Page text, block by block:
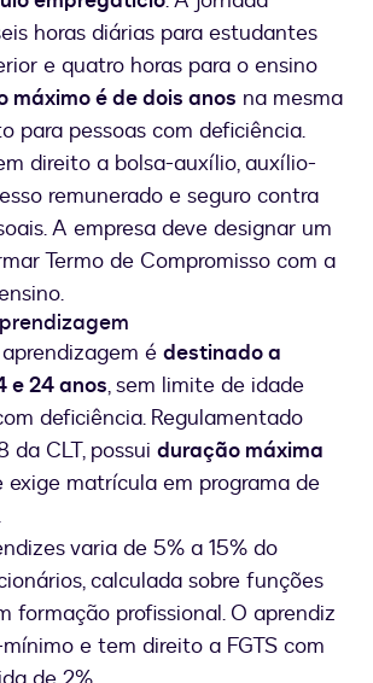
horas diárias para estudantes
e quatro horas para o ensino
máximo é de dois anos na mesma
para pessoas com deficiência.
direito a bolsa-auxílio, auxílio-
remunerado e seguro contra
A empresa deve designar um
Termo de Compromisso com a
é destinado a
e 24 anos, sem limite de idade
deficiência. Regulamentado
CLT, possui duração máxima
exige matrícula em programa de
varia de 5% a 15% do
calculada sobre funções
formação profissional. O aprendiz
e tem direito a FGTS com